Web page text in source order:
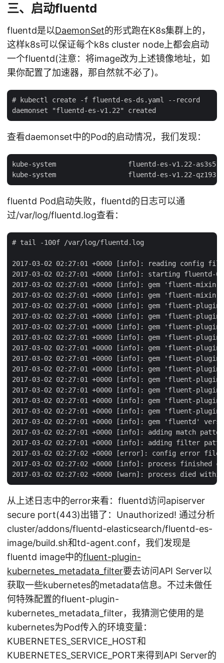
三、启动fluentd
fluentd是以DaemonSet的形式跑在K8s集群上的，
这样k8s可以保证每个k8s cluster node上都会启动
一个fluentd(注意：将image改为上述镜像地址，如
果你配置了加速器，那自然就不必了)。
# kubectl create -f fluentd-es-ds.yaml --record
查看daemonset中的Pod的启动情况，我们发现：
kube-system                  fluentd-es-v1.22-
fluentd Pod启动失败，fluentd的日志可以通
过/var/log/fluentd.log查看：
# tail -100f /var/log/fluentd.log
2017-03-02 02:27:01 +0000 [info]: reading config
2017-03-02 02:27:01 +0000 [info]: starting fluentd-
2017-03-02 02:27:01 +0000 [info]: gem 'fluent-
2017-03-02 02:27:01 +0000 [info]: gem 'fluent-
2017-03-02 02:27:01 +0000 [info]: gem 'fluent-
2017-03-02 02:27:01 +0000 [info]: gem 'fluent-
2017-03-02 02:27:01 +0000 [info]: gem 'fluent-
2017-03-02 02:27:01 +0000 [info]: gem 'fluent-
2017-03-02 02:27:01 +0000 [info]: gem 'fluent-
2017-03-02 02:27:01 +0000 [info]: gem 'fluent-
2017-03-02 02:27:01 +0000 [info]: gem 'fluent-
2017-03-02 02:27:01 +0000 [info]: gem 'fluent-
2017-03-02 02:27:01 +0000 [info]: gem 'fluent-
2017-03-02 02:27:01 +0000 [info]: gem 'fluent-
2017-03-02 02:27:01 +0000 [info]: gem 'fluent-
2017-03-02 02:27:01 +0000 [info]: gem 'fluentd'
2017-03-02 02:27:01 +0000 [info]: adding match
2017-03-02 02:27:01 +0000 [info]: adding filter
2017-03-02 02:27:02 +0000 [error]: config error
2017-03-02 02:27:02 +0000 [info]: process finished
从上述日志中的error来看：fluentd访问apiserver
secure port(443)出错了：Unauthorized! 通过分析
cluster/addons/fluentd-elasticsearch/fluentd-es-
image/build.sh和td-agent.conf，我们发现是
fluentd image中的fluent-plugin-
kubernetes_metadata_filter要去访问API Server以
获取一些kubernetes的metadata信息。不过未做任
何特殊配置的fluent-plugin-
kubernetes_metadata_filter，我猜测它使用的是
kubernetes为Pod传入的环境变量：
KUBERNETES_SERVICE_HOST和
KUBERNETES_SERVICE_PORT来得到API Server的